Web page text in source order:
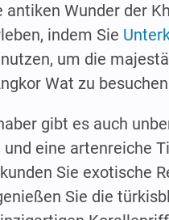
antiken Wunder der
indem Sie
nutzen, um die
Wat zu
gibt es auch
eine artenreiche
Sie exotische
Sie die